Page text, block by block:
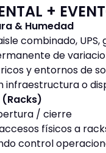
+
& Humedad
combinado,
de
y entornos de
o
(Racks)
/ cierre
físicos a
control